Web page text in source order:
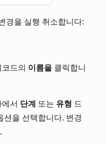
경을 실행 취소합니다:
코드의 이름을 클릭합니
서 단계 또는 유형 드
션을 선택합니다. 변경